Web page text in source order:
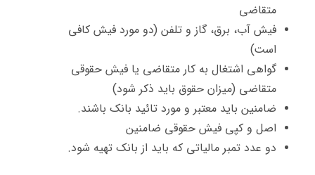
متقاضی
فیش آب، برق، گاز و تلفن (دو مورد فیش کافی
است)
گواهی اشتغال به کار متقاضی یا فیش حقوقی
متقاضی (میزان حقوق باید ذکر شود)
ضامنین باید معتبر و مورد تائید بانک باشند.
اصل و کپی فیش حقوقی ضامنین
دو عدد تمبر مالیاتی که باید از بانک تهیه شود.